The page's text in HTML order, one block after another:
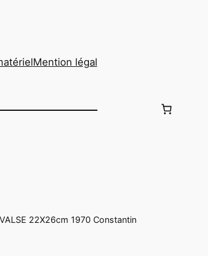
Mention légal
VALSE 22X26cm 1970 Constantin